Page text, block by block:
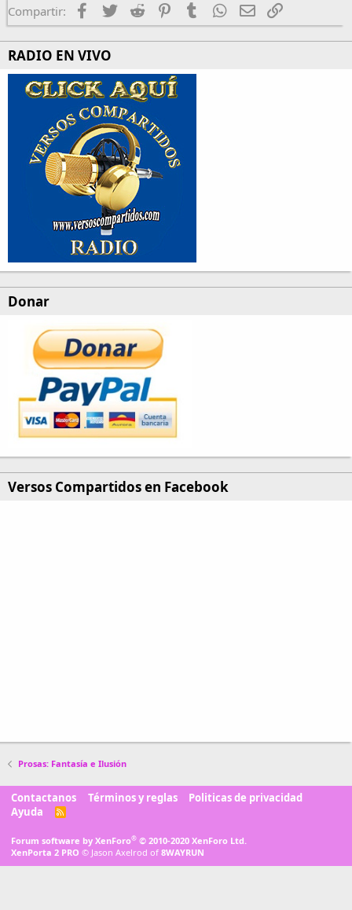
Compartir: Facebook
TwitterReddit PinterestTumblrWhatsApp
EmailEnlace
RADIO EN VIVO
Donar
Versos Compartidos en Facebook
Prosas: Fantasía e Ilusión
Contactanos Términos y reglas
Politicas de privacidad
Ayuda
R
Forum software by XenForo® © 2010-2020 XenForo Ltd.
XenPorta 2 PRO © Jason Axelrod of 8WAYRUN